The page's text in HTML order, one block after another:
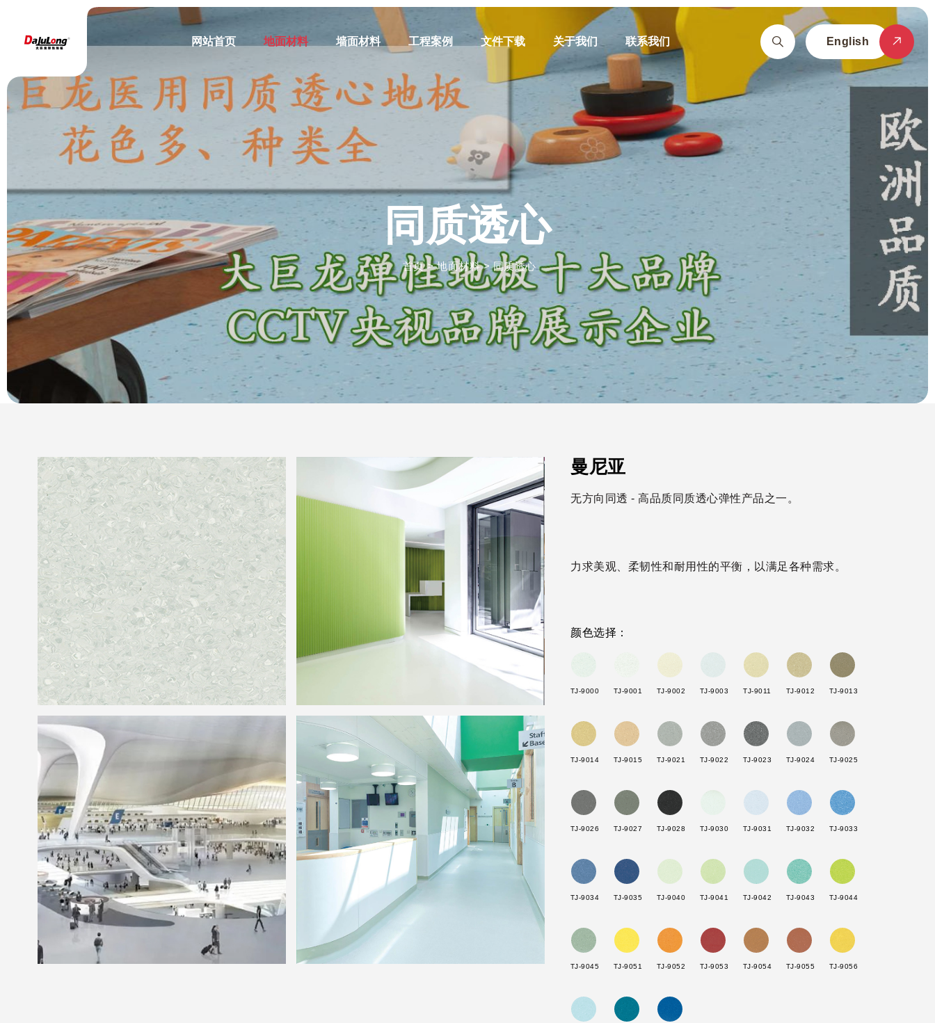
网站首页 地面材料 墙面材料 工程案例 文件下载 关于我们 联系我们 English
同质透心
首页>地面材料>同质透心
曼尼亚
无方向同透 - 高品质同质透心弹性产品之一。
力求美观、柔韧性和耐用性的平衡，以满足各种需求。
颜色选择：
TJ-9000 TJ-9001 TJ-9002 TJ-9003 TJ-9011 TJ-9012 TJ-9013
TJ-9014 TJ-9015 TJ-9021 TJ-9022 TJ-9023 TJ-9024 TJ-9025
TJ-9026 TJ-9027 TJ-9028 TJ-9030 TJ-9031 TJ-9032 TJ-9033
TJ-9034 TJ-9035 TJ-9040 TJ-9041 TJ-9042 TJ-9043 TJ-9044
TJ-9045 TJ-9051 TJ-9052 TJ-9053 TJ-9054 TJ-9055 TJ-9056